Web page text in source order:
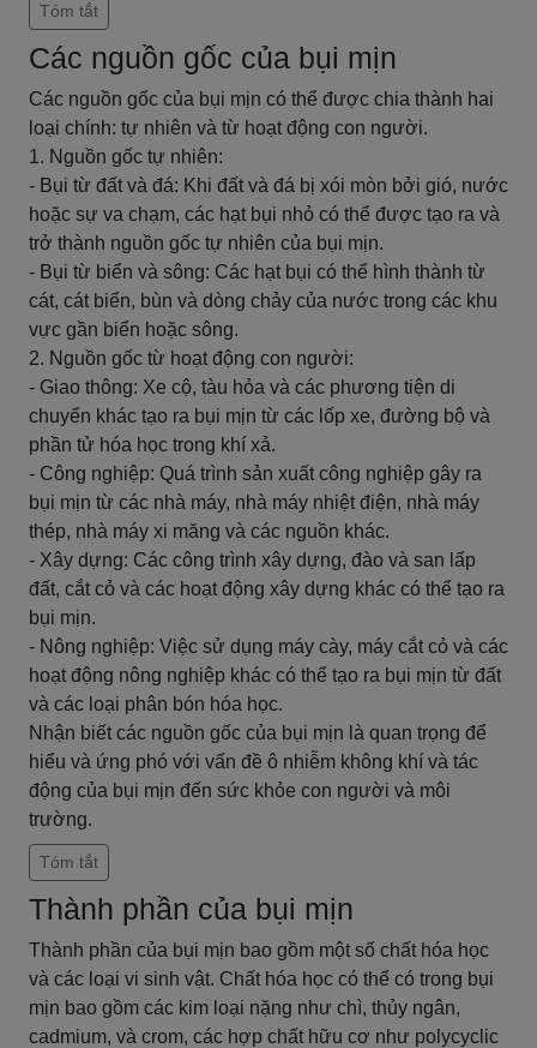
Tóm tắt
Các nguồn gốc của bụi mịn
Các nguồn gốc của bụi mịn có thể được chia thành hai
loại chính: tự nhiên và từ hoạt động con người.
1. Nguồn gốc tự nhiên:
- Bụi từ đất và đá: Khi đất và đá bị xói mòn bởi gió, nước
hoặc sự va chạm, các hạt bụi nhỏ có thể được tạo ra và
trở thành nguồn gốc tự nhiên của bụi mịn.
- Bụi từ biển và sông: Các hạt bụi có thể hình thành từ
cát, cát biển, bùn và dòng chảy của nước trong các khu
vực gần biển hoặc sông.
2. Nguồn gốc từ hoạt động con người:
- Giao thông: Xe cộ, tàu hỏa và các phương tiện di
chuyển khác tạo ra bụi mịn từ các lốp xe, đường bộ và
phần tử hóa học trong khí xả.
- Công nghiệp: Quá trình sản xuất công nghiệp gây ra
bụi mịn từ các nhà máy, nhà máy nhiệt điện, nhà máy
thép, nhà máy xi măng và các nguồn khác.
- Xây dựng: Các công trình xây dựng, đào và san lấp
đất, cắt cỏ và các hoạt động xây dựng khác có thể tạo ra
bụi mịn.
- Nông nghiệp: Việc sử dụng máy cày, máy cắt cỏ và các
hoạt động nông nghiệp khác có thể tạo ra bụi mịn từ đất
và các loại phân bón hóa học.
Nhận biết các nguồn gốc của bụi mịn là quan trọng để
hiểu và ứng phó với vấn đề ô nhiễm không khí và tác
động của bụi mịn đến sức khỏe con người và môi
trường.
Tóm tắt
Thành phần của bụi mịn
Thành phần của bụi mịn bao gồm một số chất hóa học
và các loại vi sinh vật. Chất hóa học có thể có trong bụi
mịn bao gồm các kim loại nặng như chì, thủy ngân,
cadmium, và crom, các hợp chất hữu cơ như polycyclic